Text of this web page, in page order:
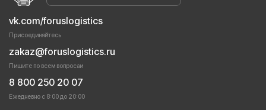
vk.com/foruslogistics
Присоединяйтесь
zakaz@foruslogistics.ru
Пишите по всем вопросаи
8 800 250 20 07
Ежедневно с 8:00 до 20:00